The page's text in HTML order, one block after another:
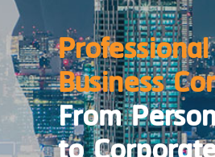
Professional
Business
From